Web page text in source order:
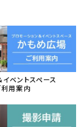
イベントスペース
利用案内